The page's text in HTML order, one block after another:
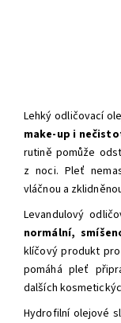
Lehký odličovací
make-up i
rutině pomůže
z noci. Pleť
vláčnou a
Levandulový
normální,
klíčový produkt pro
pomáhá pleť
dalších
Hydrofilní olejové